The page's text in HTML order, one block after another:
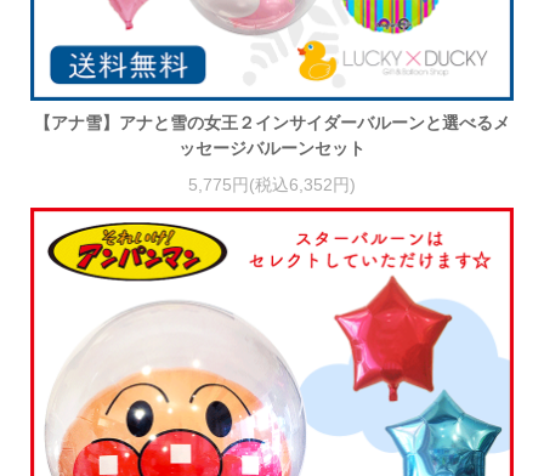
【アナ雪】アナと雪の女王２インサイダーバルーンと選べるメ
ッセージバルーンセット
5,775円(税込6,352円)